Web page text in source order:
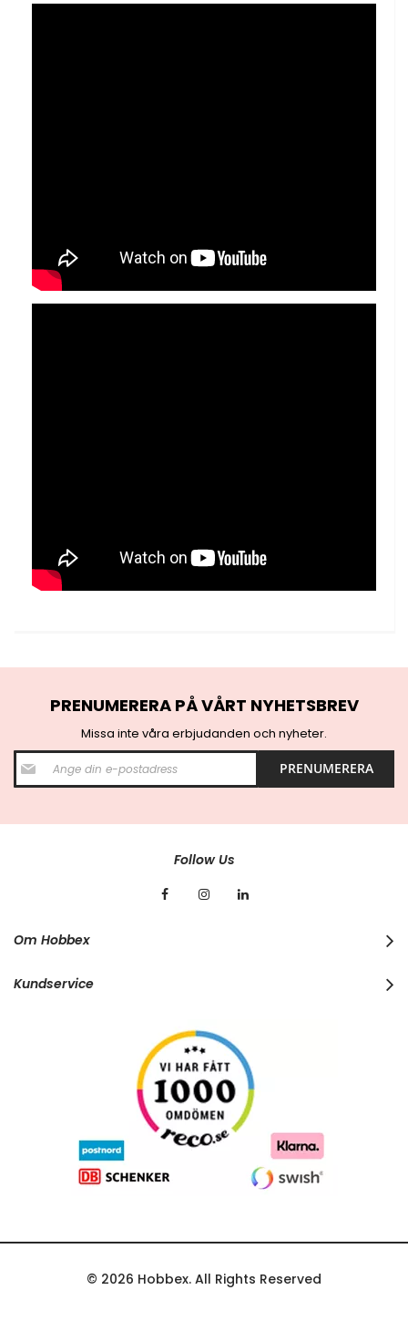
PRENUMERERA PÅ VÅRT NYHETSBREV
Missa inte våra erbjudanden och nyheter.
S
i
g
e
r
:
PRENUMERERA
Follow Us
Om Hobbex
Kundservice
© 2026 Hobbex. All Rights Reserved